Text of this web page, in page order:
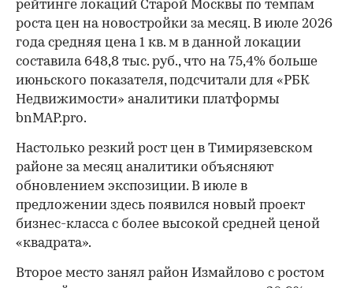
рейтинге локаций Старой Москвы по темпам
роста цен на новостройки за месяц. В июле 2026
года средняя цена 1 кв. м в данной локации
составила 648,8 тыс. руб., что на 75,4% больше
июньского показателя, подсчитали для «РБК
Недвижимости» аналитики платформы
bnMAP.pro.
Настолько резкий рост цен в Тимирязевском
районе за месяц аналитики объясняют
обновлением экспозиции. В июле в
предложении здесь появился новый проект
бизнес-класса с более высокой средней ценой
«квадрата».
Второе место занял район Измайлово с ростом